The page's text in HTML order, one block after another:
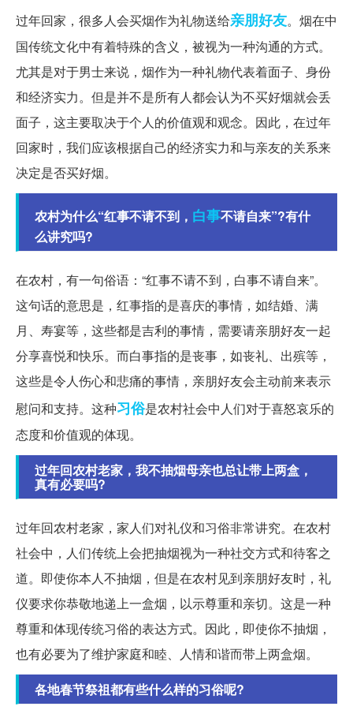
过年回家，很多人会买烟作为礼物送给亲朋好友。烟在中
国传统文化中有着特殊的含义，被视为一种沟通的方式。
尤其是对于男士来说，烟作为一种礼物代表着面子、身份
和经济实力。但是并不是所有人都会认为不买好烟就会丢
面子，这主要取决于个人的价值观和观念。因此，在过年
回家时，我们应该根据自己的经济实力和与亲友的关系来
决定是否买好烟。
农村为什么“红事不请不到， 白事不请自来”?有什
么讲究吗?
在农村，有一句俗语：“红事不请不到，白事不请自来”。
这句话的意思是，红事指的是喜庆的事情，如结婚、满
月、寿宴等，这些都是吉利的事情，需要请亲朋好友一起
分享喜悦和快乐。而白事指的是丧事，如丧礼、出殡等，
这些是令人伤心和悲痛的事情，亲朋好友会主动前来表示
慰问和支持。这种习俗是农村社会中人们对于喜怒哀乐的
态度和价值观的体现。
过年回农村老家，我不抽烟母亲也总让带上两盒，
真有必要吗?
过年回农村老家，家人们对礼仪和习俗非常讲究。在农村
社会中，人们传统上会把抽烟视为一种社交方式和待客之
道。即使你本人不抽烟，但是在农村见到亲朋好友时，礼
仪要求你恭敬地递上一盒烟，以示尊重和亲切。这是一种
尊重和体现传统习俗的表达方式。因此，即使你不抽烟，
也有必要为了维护家庭和睦、人情和谐而带上两盒烟。
各地春节祭祖都有些什么样的习俗呢?